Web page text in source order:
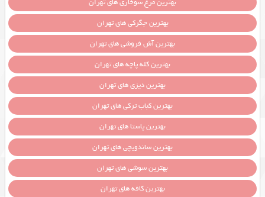
بهترین جگرکی های تهران
بهترین آش فروشی های تهران
بهترین کله پاچه های تهران
بهترین دیزی های تهران
بهترین کباب ترکی های تهران
بهترین پاستا های تهران
بهترین ساندویچی های تهران
بهترین سوشی های تهران
بهترین کافه های تهران